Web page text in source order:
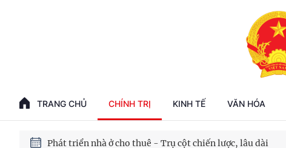
TRANG CHỦ CHÍNH TRỊ KINH TẾ VĂN HÓA
Phát triển kinh tế nhà nước trong kỷ nguyên mới
Chiến dịch 500 ngày đêm tìm kiếm, quy tập và xác định danh tính hài cốt liệt sĩ
Bảo vệ nền tảng tư tưởng của Đảng trong kỷ nguyên phát triển mới
Phát triển nhà ở cho thuê - Trụ cột chiến lược, lâu dài